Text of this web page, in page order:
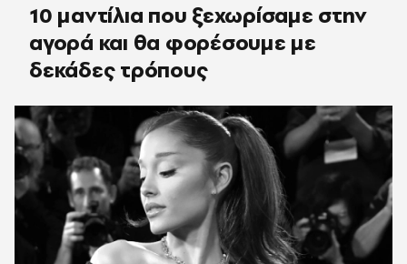
10 μαντίλια που ξεχωρίσαμε στην
αγορά και θα φορέσουμε με
δεκάδες τρόπους